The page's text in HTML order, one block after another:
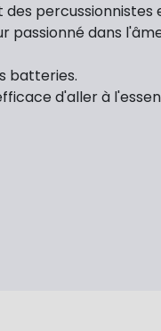
percussionnistes
passionné dans
batteries.
d'aller à